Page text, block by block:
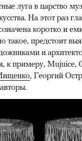
луга в царство
На этот раз
коротко и
такое, предстоит
и
к примеру, Mujuice,
, Георгий